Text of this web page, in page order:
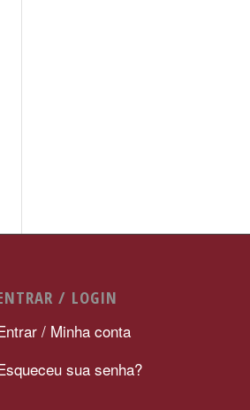
/ LOGIN
/ Minha conta
sua senha?